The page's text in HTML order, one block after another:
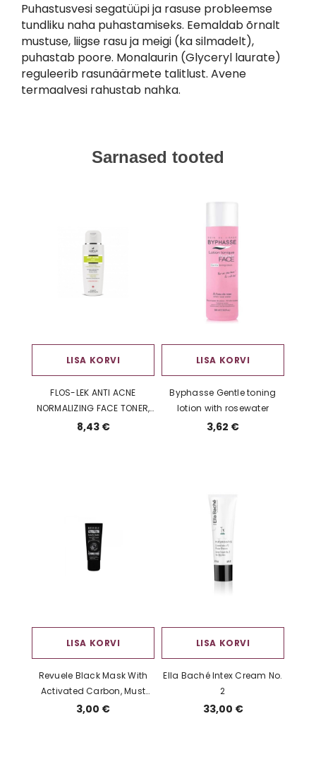
Puhastusvesi segatüüpi ja rasuse probleemse
tundliku naha puhastamiseks. Eemaldab õrnalt
mustuse, liigse rasu ja meigi (ka silmadelt),
puhastab poore. Monalaurin (Glyceryl laurate)
reguleerib rasunäärmete talitlust. Avene
termaalvesi rahustab nahka.
Sarnased tooted
LISA KORVI
FLOS-LEK ANTI ACNE
NORMALIZING FACE TONER,
Antibakteriaalne näotoonik
8,43 €
LISA KORVI
Byphasse Gentle toning
lotion with rosewater
3,62 €
LISA KORVI
Revuele Black Mask With
Activated Carbon, Must
mask
3,00 €
LISA KORVI
Ella Baché Intex Cream No.
2
33,00 €